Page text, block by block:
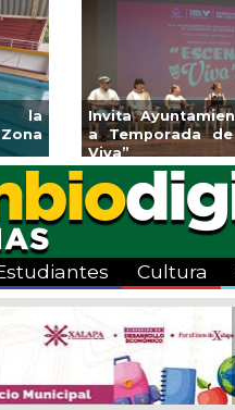
de Veracruz
de Artes “Escena
Cultura